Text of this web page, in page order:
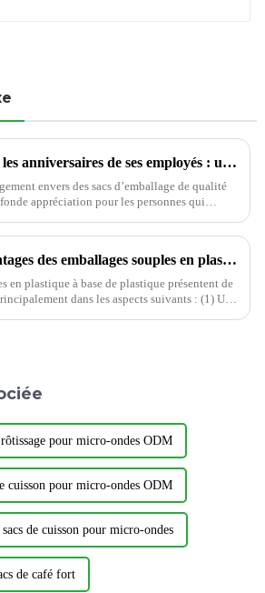
ZL-PACK célèbre les anniversaires de ses employés : un témoignage de culture de bienveillance
envers des sacs d’emballage de qualité
appréciation pour les personnes qui
Quels sont les avantages des emballages souples en plastique ?
en plastique à base de plastique présentent de
dans les aspects suivants : (1) Une
pour micro-ondes ODM
cuisson pour micro-ondes ODM
de cuisson pour micro-ondes
de café fort